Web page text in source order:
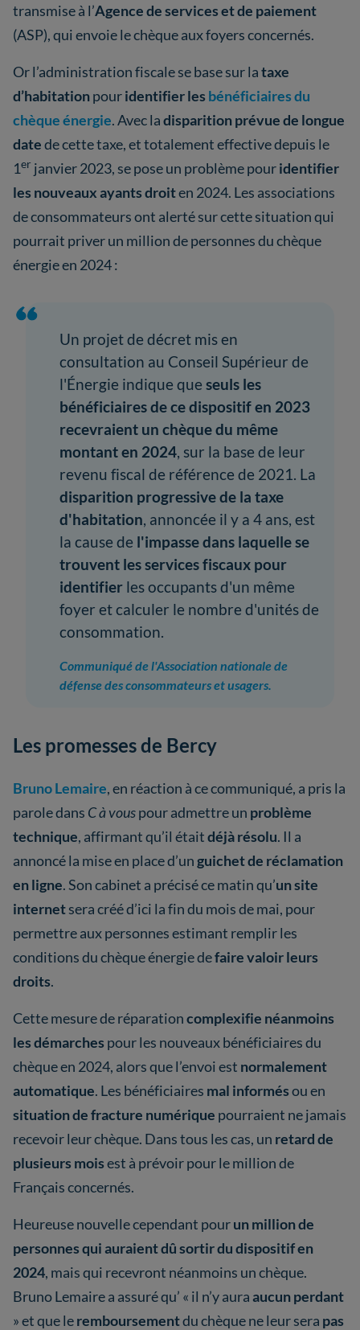
transmise à l’Agence de services et de paiement
(ASP), qui envoie le chèque aux foyers concernés.
Or l’administration fiscale se base sur lataxe
d’habitationpouridentifier les bénéficiaires du
chèque énergie. Avec ladisparition prévue de longue
datede cette taxe, et totalement effective depuis le
1er janvier 2023, se pose un problème pouridentifier
les nouveaux ayants droiten 2024. Les associations
de consommateurs ont alerté sur cette situation qui
pourrait priver un million de personnes du chèque
énergie en 2024 :
Un projet de décret mis en
consultation au Conseil Supérieur de
l'Énergie indique queseuls les
bénéficiaires de ce dispositif en 2023
recevraient un chèque du même
montant en 2024, sur la base de leur
revenu fiscal de référence de 2021. La
disparition progressive de la taxe
d'habitation, annoncée il y a 4 ans, est
la cause de l'impasse dans laquelle se
trouvent les services fiscaux pour
identifier les occupants d'un même
foyer et calculer le nombre d'unités de
consommation.
Communiqué de l'Association nationale de
défense des consommateurs et usagers.
Les promesses de Bercy
Bruno Lemaire, en réaction à ce communiqué, a pris la
parole dans C à vouspour admettre un problème
technique, affirmant qu’il étaitdéjà résolu. Il a
annoncé la mise en place d’unguichet de réclamation
en ligne. Son cabinet a précisé ce matin qu’un site
internetsera créé d’ici la fin du mois de mai, pour
permettre aux personnes estimant remplir les
conditions du chèque énergie defaire valoir leurs
droits.
Cette mesure de réparationcomplexifie néanmoins
les démarches pour les nouveaux bénéficiaires du
chèque en 2024, alors que l’envoi est normalement
automatique. Les bénéficiaires mal informésou en
situation de fracture numérique pourraient ne jamais
recevoir leur chèque. Dans tous les cas, un retard de
plusieurs moisest à prévoir pour le million de
Français concernés.
Heureuse nouvelle cependant pourun million de
personnes qui auraient dû sortir du dispositif en
2024, mais qui recevront néanmoins un chèque.
Bruno Lemaire a assuré qu’ « il n’y auraaucun perdant
» et que leremboursementdu chèque ne leur sera pas